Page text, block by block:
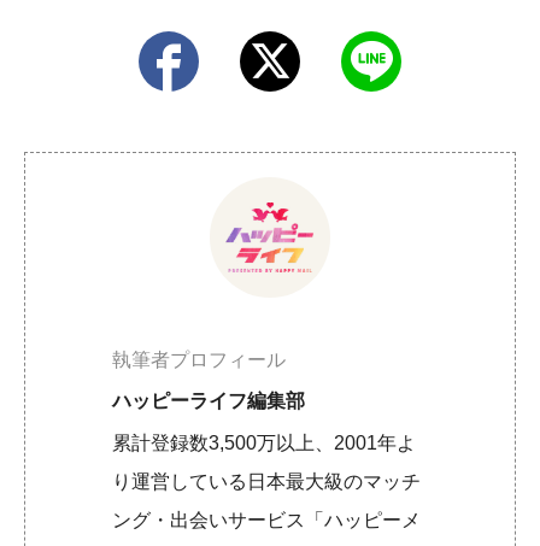
執筆者プロフィール
ハッピーライフ編集部
累計登録数3,500万以上、2001年よ
り運営している日本最大級のマッチ
ング・出会いサービス「ハッピーメ